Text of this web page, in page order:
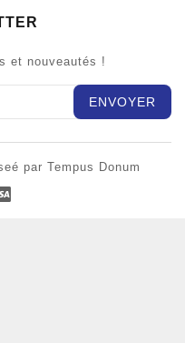
et nouveautés !
par Tempus Donum